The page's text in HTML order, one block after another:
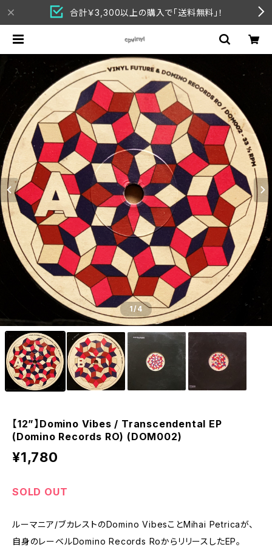
合計￥3,300以上の購入で「送料無料」！
1/4
【12”】Domino Vibes / Transcendental EP
(Domino Records RO) (DOM002)
¥1,780
SOLD OUT
ルーマニア/ブカレストのDomino VibesことMihai Petricaが、
自身のレーベルDomino Records RoからリリースしたEP。